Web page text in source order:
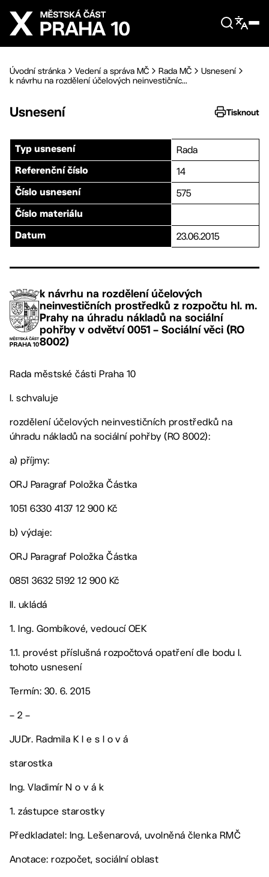
Přejít na hlavní obsah
Úvodní stránka Vedení a správa MČ Rada MČ
Usnesení
k návrhu na rozdělení účelových neinvestičníc...
Usnesení Tisknout
Typ usnesení Rada
Referenční číslo 14
Číslo usnesení 575
Číslo materiálu
Datum 23.06.2015
k návrhu na rozdělení účelových
neinvestičních prostředků z rozpočtu hl. m.
Prahy na úhradu nákladů na sociální
pohřby v odvětví 0051 – Sociální věci (RO
8002)
Rada městské části Praha 10
I. schvaluje
rozdělení účelových neinvestičních prostředků na
úhradu nákladů na sociální pohřby (RO 8002):
a) příjmy:
ORJ Paragraf Položka Částka
1051 6330 4137 12 900 Kč
b) výdaje:
ORJ Paragraf Položka Částka
0851 3632 5192 12 900 Kč
II. ukládá
1. Ing. Gombíkové, vedoucí OEK
1.1. provést příslušná rozpočtová opatření dle bodu I.
tohoto usnesení
Termín: 30. 6. 2015
– 2 –
JUDr. Radmila K l e s l o v á
starostka
Ing. Vladimír N o v á k
1. zástupce starostky
Předkladatel: Ing. Lešenarová, uvolněná členka RMČ
Anotace: rozpočet, sociální oblast